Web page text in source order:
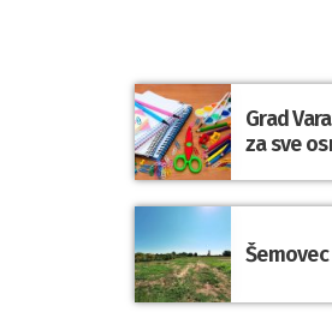
Grad
za sve